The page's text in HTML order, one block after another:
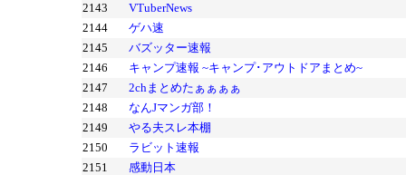
2143
VTuberNews
2144
ゲハ速
2145
バズッター速報
2146
キャンプ速報 ~キャンプ･アウトドアまとめ~
2147
2chまとめたぁぁぁぁ
2148
なんJマンガ部！
2149
やる夫スレ本棚
2150
ラビット速報
2151
感動日本